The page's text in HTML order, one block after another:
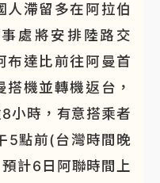
人滯留多在阿拉伯
處將安排陸路交
布達比前往阿曼首
機並轉機返台，
小時，有意搭乘者
5點前(台灣時間晚
計6日阿聯時間上